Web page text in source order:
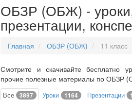
ОБЗР (ОБЖ) -
презентации,
Главная ОБЗР (ОБЖ) 11 класс
Смотрите и скачивайте бесплатно
прочие полезные материалы по ОБЗР
Все 3897 Уроки 1164 Презентации